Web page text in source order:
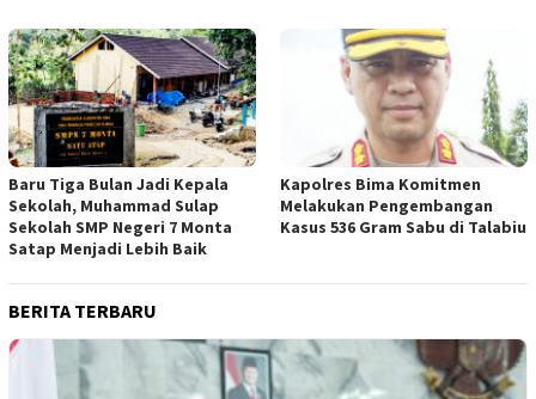
Baru Tiga Bulan Jadi Kepala
Sekolah, Muhammad Sulap
Sekolah SMP Negeri 7 Monta
Satap Menjadi Lebih Baik
Kapolres Bima Komitmen
Melakukan Pengembangan
Kasus 536 Gram Sabu di Talabiu
BERITA TERBARU